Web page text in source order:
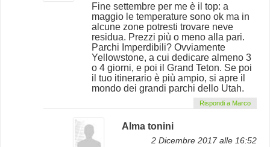
Fine settembre per me è il top: a
maggio le temperature sono ok ma in
alcune zone potresti trovare neve
residua. Prezzi più o meno alla pari.
Parchi Imperdibili? Ovviamente
Yellowstone, a cui dedicare almeno 3
o 4 giorni, e poi il Grand Teton. Se poi
il tuo itinerario è più ampio, si apre il
mondo dei grandi parchi dello Utah.
Rispondi a Marco
Alma tonini
2 Dicembre 2017 alle 16:52